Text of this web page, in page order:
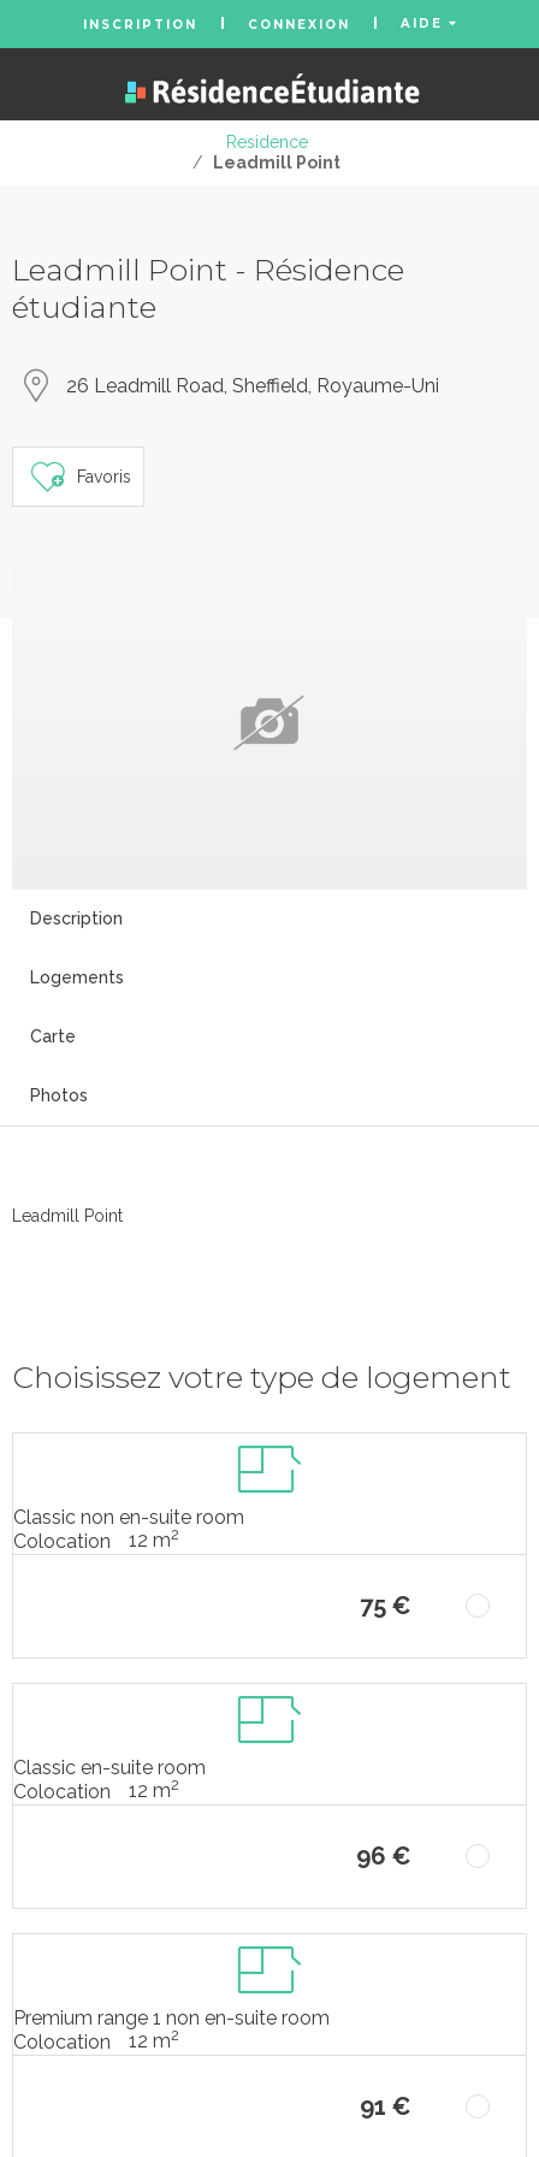
INSCRIPTION CONNEXION AIDE
Residence
/
Leadmill Point
Leadmill Point - Résidence
étudiante
26 Leadmill Road, Sheffield, Royaume-Uni
Favoris
Description
Logements
Carte
Photos
Leadmill Point
Choisissez votre type de logement
Classic non en-suite room
Colocation
12 m2
75 €
Classic en-suite room
Colocation
12 m2
96 €
Premium range 1 non en-suite room
Colocation
12 m2
91 €